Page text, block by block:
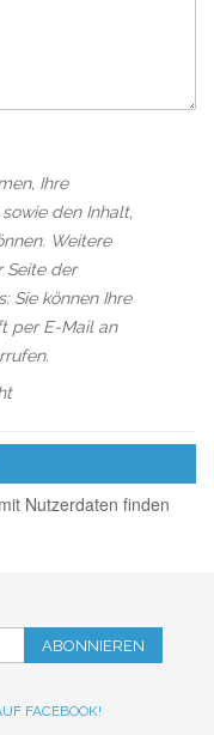
Ihre
den Inhalt,
Weitere
Seite der
Sie können Ihre
per E-Mail an
Nutzerdaten finden
ABONNIEREN
FACEBOOK!